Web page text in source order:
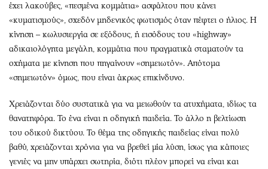
έχει λακούβες, «πεσμένα κομμάτια» ασφάλτου που κάνει
«κυματισμούς», σχεδόν μηδενικός φωτισμός όταν πέφτει ο ήλιος. Η
κίνηση – κωλυσιεργία σε εξόδους, ή εισόδους του «highway»
αδικαιολόγητα μεγάλη, κομμάτια που πραγματικά σταματούν τα
οχήματα με κίνηση που πηγαίνουν «σημειωτόν». Απότομα
«σημειωτόν» όμως, που είναι άκρως επικίνδυνο.
Χρειάζονται δύο συστατικά για να μειωθούν τα ατυχήματα, ιδίως τα
θανατηφόρα. Το ένα είναι η οδηγική παιδεία. Το άλλο η βελτίωση
του οδικού δικτύου. Το θέμα της οδηγικής παιδείας είναι πολύ
βαθύ, χρειάζονται χρόνια για να βρεθεί μία λύση, ίσως για κάποιες
γενιές να μην υπάρχει σωτηρία, διότι πλέον μπορεί να είναι και